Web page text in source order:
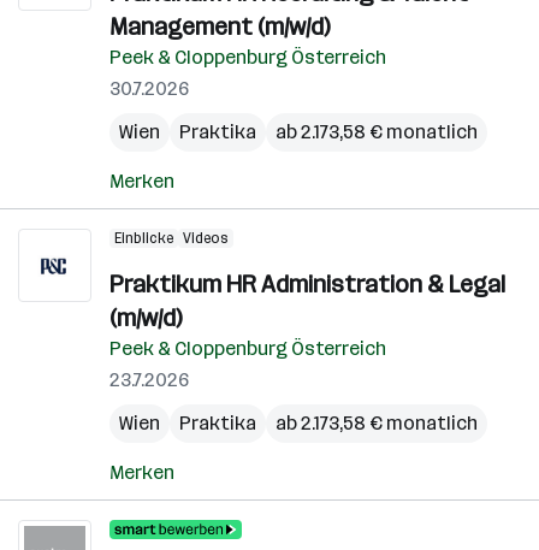
Management (m/w/d)
Peek & Cloppenburg Österreich
30.7.2026
Wien
Praktika ab 2.173,58 € monatlich
Merken
Einblicke Videos
Praktikum HR Administration & Legal
(m/w/d)
Peek & Cloppenburg Österreich
23.7.2026
Wien
Praktika ab 2.173,58 € monatlich
Merken